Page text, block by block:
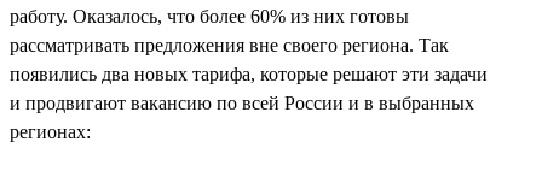
работу. Оказалось, что более 60% из них готовы
рассматривать предложения вне своего региона. Так
появились два новых тарифа, которые решают эти задачи
и продвигают вакансию по всей России и в выбранных
регионах: